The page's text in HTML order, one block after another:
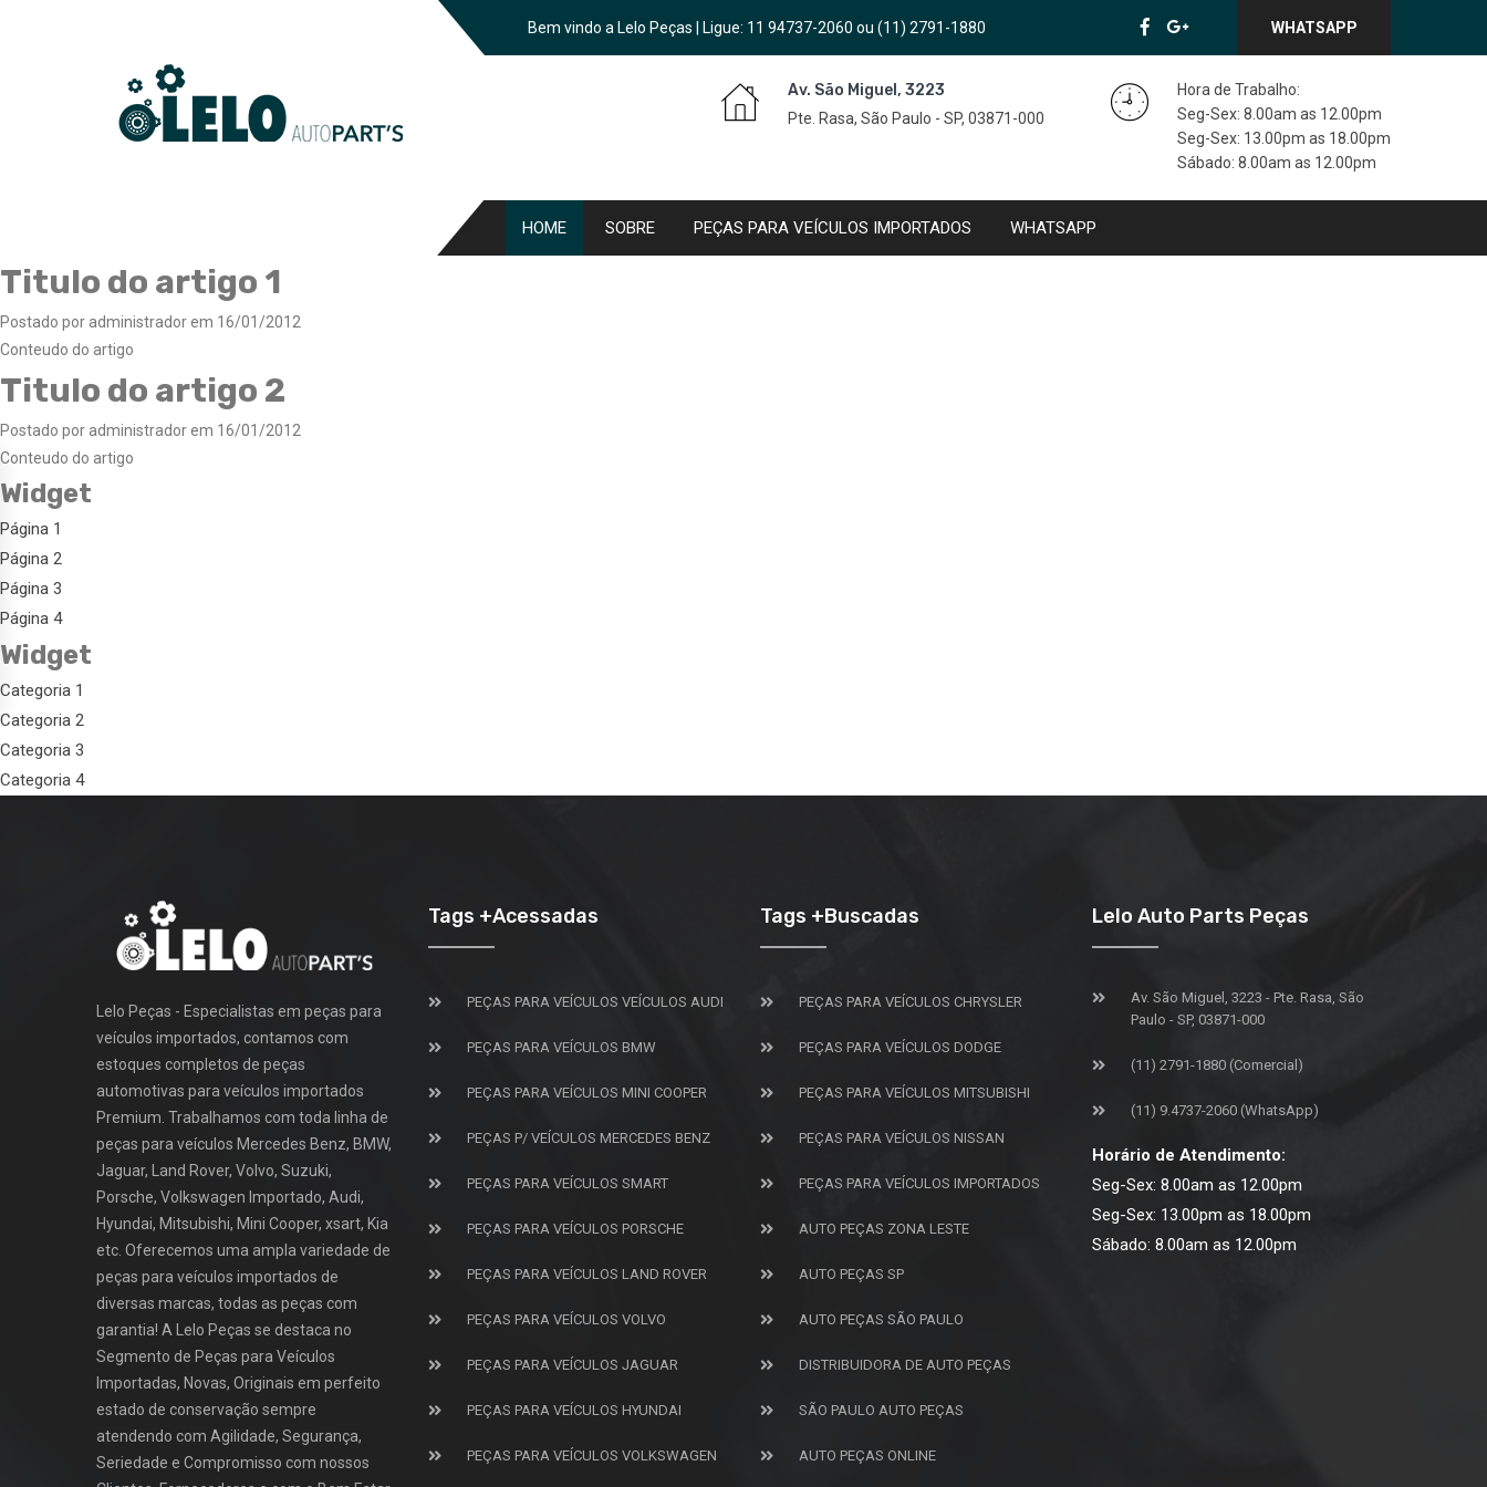
Bem vindo a Lelo Peças | Ligue: 11 94737-2060 ou (11) 2791-1880 WHATSAPP
Av. São Miguel, 3223
Pte. Rasa, São Paulo - SP, 03871-000
Hora de Trabalho:
Seg-Sex: 8.00am as 12.00pm
Seg-Sex: 13.00pm as 18.00pm
Sábado: 8.00am as 12.00pm
HOME SOBRE PEÇAS PARA VEÍCULOS IMPORTADOS WHATSAPP
Titulo do artigo 1
Postado por administrador em 16/01/2012
Conteudo do artigo
Titulo do artigo 2
Postado por administrador em 16/01/2012
Conteudo do artigo
Widget
Página 1
Página 2
Página 3
Página 4
Widget
Categoria 1
Categoria 2
Categoria 3
Categoria 4
Lelo Peças - Especialistas em peças para
veículos importados, contamos com
estoques completos de peças
automotivas para veículos importados
Premium. Trabalhamos com toda linha de
peças para veículos Mercedes Benz, BMW,
Jaguar, Land Rover, Volvo, Suzuki,
Porsche, Volkswagen Importado, Audi,
Hyundai, Mitsubishi, Mini Cooper, xsart, Kia
etc. Oferecemos uma ampla variedade de
peças para veículos importados de
diversas marcas, todas as peças com
garantia! A Lelo Peças se destaca no
Segmento de Peças para Veículos
Importadas, Novas, Originais em perfeito
estado de conservação sempre
atendendo com Agilidade, Segurança,
Seriedade e Compromisso com nossos
Tags +Acessadas
PEÇAS PARA VEÍCULOS VEÍCULOS AUDI
PEÇAS PARA VEÍCULOS BMW
PEÇAS PARA VEÍCULOS MINI COOPER
PEÇAS P/ VEÍCULOS MERCEDES BENZ
PEÇAS PARA VEÍCULOS SMART
PEÇAS PARA VEÍCULOS PORSCHE
PEÇAS PARA VEÍCULOS LAND ROVER
PEÇAS PARA VEÍCULOS VOLVO
PEÇAS PARA VEÍCULOS JAGUAR
PEÇAS PARA VEÍCULOS HYUNDAI
PEÇAS PARA VEÍCULOS VOLKSWAGEN
Tags +Buscadas
PEÇAS PARA VEÍCULOS CHRYSLER
PEÇAS PARA VEÍCULOS DODGE
PEÇAS PARA VEÍCULOS MITSUBISHI
PEÇAS PARA VEÍCULOS NISSAN
PEÇAS PARA VEÍCULOS IMPORTADOS
AUTO PEÇAS ZONA LESTE
AUTO PEÇAS SP
AUTO PEÇAS SÃO PAULO
DISTRIBUIDORA DE AUTO PEÇAS
SÃO PAULO AUTO PEÇAS
AUTO PEÇAS ONLINE
Lelo Auto Parts Peças
Av. São Miguel, 3223 - Pte. Rasa, São
Paulo - SP, 03871-000
(11) 2791-1880 (Comercial)
(11) 9.4737-2060 (WhatsApp)
Horário de Atendimento:
Seg-Sex: 8.00am as 12.00pm
Seg-Sex: 13.00pm as 18.00pm
Sábado: 8.00am as 12.00pm